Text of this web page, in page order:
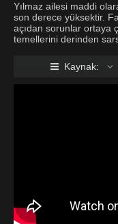
Yılmaz ailesi maddi
son derece yüksektir.
açıdan sorunlar ortaya
temellerini derinden
bulamazl... Daha fazla
Kaynak: